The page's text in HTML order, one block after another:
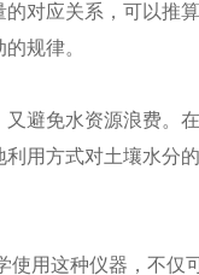
应关系，可以推
规律。
免水资源浪费。
用方式对土壤水分
用这种仪器，不仅